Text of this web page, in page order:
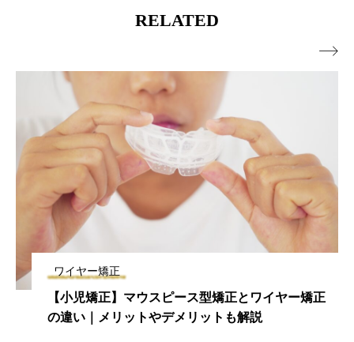
RELATED
ワイヤー矯正
【小児矯正】マウスピース型矯正とワイヤー矯正
の違い｜メリットやデメリットも解説
